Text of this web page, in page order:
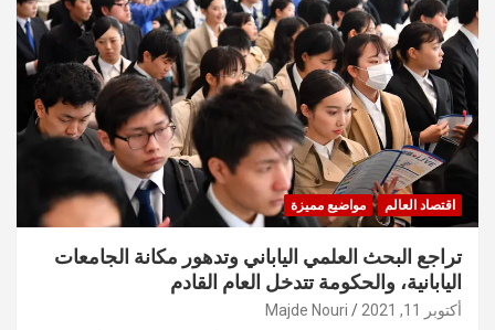
اقتصاد العالم مواضيع مميزة
تراجع البحث العلمي الياباني وتدهور مكانة الجامعات
اليابانية، والحكومة تتدخل العام القادم
أكتوبر 11, 2021 Majde Nouri